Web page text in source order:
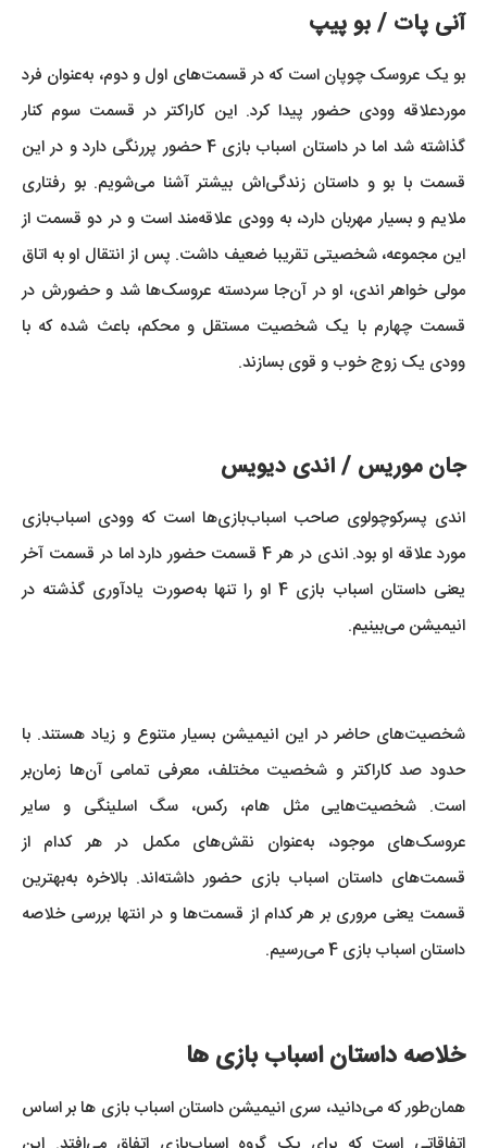
آنی پات / بو پیپ
بو یک عروسک چوپان است که در قسمت‌های اول و دوم، به‌عنوان فرد
موردعلاقه وودی حضور پیدا کرد. این کاراکتر در قسمت سوم کنار
گذاشته شد اما در داستان اسباب بازی 4 حضور پررنگی دارد و در این
قسمت با بو و داستان زندگی‌اش بیشتر آشنا می‌شویم. بو رفتاری
ملایم و بسیار مهربان دارد، به وودی علاقه‌مند است و در دو قسمت از
این مجموعه، شخصیتی تقریبا ضعیف داشت. پس از انتقال او به اتاق
مولی خواهر اندی، او در آن‌جا سردسته عروسک‌ها شد و حضورش در
قسمت چهارم با یک شخصیت مستقل و محکم، باعث شده که با
وودی یک زوج خوب و قوی بسازند.
جان موریس / اندی دیویس
اندی پسرکوچولوی صاحب اسباب‌بازی‌ها است که وودی اسباب‌بازی
مورد علاقه او بود. اندی در هر 4 قسمت حضور دارد اما در قسمت آخر
یعنی داستان اسباب بازی 4 او را تنها به‌صورت یادآوری گذشته در
انیمیشن می‌بینیم.
شخصیت‌های حاضر در این انیمیشن بسیار متنوع و زیاد هستند. با
حدود صد کاراکتر و شخصیت مختلف، معرفی تمامی آن‌ها زمان‌بر
است. شخصیت‌هایی مثل هام، رکس، سگ اسلینگی و سایر
عروسک‌های موجود، به‌عنوان نقش‌های مکمل در هر کدام از
قسمت‌های داستان اسباب بازی حضور داشته‌اند. بالاخره به‌بهترین
قسمت یعنی مروری بر هر کدام از قسمت‌ها و در انتها بررسی خلاصه
داستان اسباب بازی 4 می‌رسیم.
خلاصه داستان اسباب بازی ها
همان‌طور که می‌دانید، سری انیمیشن داستان اسباب بازی ها بر اساس